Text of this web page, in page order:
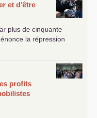
et d’être
plus de cinquante
la répression
profits